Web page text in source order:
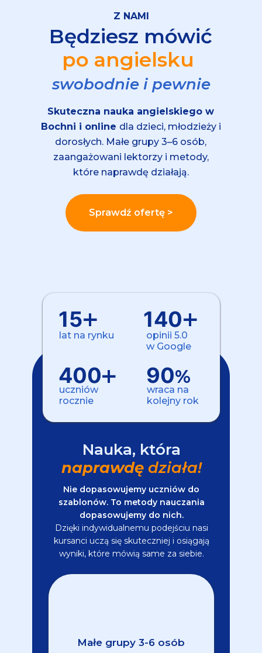
90
wraca na
kolejny rok
%
uczniów
rocznie
+
140
opinii 5.0
w Google
+
15
lat na rynku
+
Skuteczna nauka angielskiego w
Bochni i online dla dzieci, młodzieży i
dorosłych. Małe grupy 3–6 osób,
zaangażowani lektorzy i metody,
które naprawdę działają.
swobodnie i pewnie
Będziesz mówić
po angielsku
Z NAMI
Sprawdź ofertę >
Małe grupy 3-6 osób
Nauka, która
naprawdę działa!
Nie dopasowujemy uczniów do
szablonów. To metody nauczania
dopasowujemy do nich.
Dzięki indywidualnemu podejściu nasi
kursanci uczą się skuteczniej i osiągają
wyniki, które mówią same za siebie.
400